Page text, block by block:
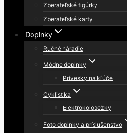
Zberateľské figúrky
Zberateľské karty
Doplnky
Ručné náradie
Módne doplnky
Prívesky na kľúče
Cyklistika
Elektrokolobežky
Foto doplnky a príslušenstvo